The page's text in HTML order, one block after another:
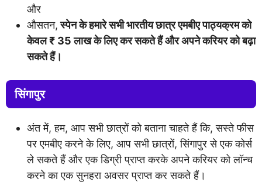
और
औसतन,स्पेन के हमारे सभी भारतीय छात्र एमबीए पाठ्यक्रम को
केवल ₹ 35 लाख के लिए कर सकते हैं और अपने करियर को बढ़ा
सकते हैं।
सिंगापुर
अंत में, हम, आप सभी छात्रों को बताना चाहते हैं कि, सस्ते फीस
पर एमबीए करने के लिए, आप सभी छात्रों, सिंगापुर से एक कोर्स
ले सकते हैं और एक डिग्री प्राप्त करके अपने करियर को लॉन्च
करने का एक सुनहरा अवसर प्राप्त कर सकते हैं।